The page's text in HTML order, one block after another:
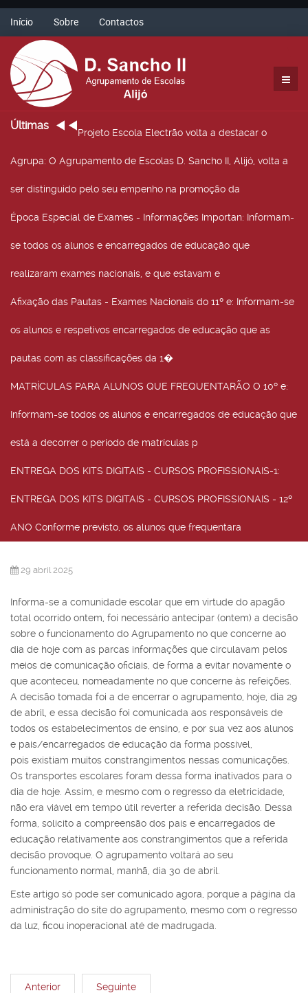
Início Sobre Contactos
Últimas
Projeto Escola Electrão volta a destacar o
Agrupa: O Agrupamento de Escolas D. Sancho II, Alijó, volta a
ser distinguido pelo seu empenho na promoção da
Época Especial de Exames - Informações Importan: Informam-
se todos os alunos e encarregados de educação que
realizaram exames nacionais, e que estavam e
Afixação das Pautas - Exames Nacionais do 11º e: Informam-se
os alunos e respetivos encarregados de educação que as
pautas com as classificações da 1�
MATRÍCULAS PARA ALUNOS QUE FREQUENTARÃO O 10º e:
Informam-se todos os alunos e encarregados de educação que
está a decorrer o período de matrículas p
ENTREGA DOS KITS DIGITAIS - CURSOS PROFISSIONAIS-1:
ENTREGA DOS KITS DIGITAIS - CURSOS PROFISSIONAIS - 12º
ANO Conforme previsto, os alunos que frequentara
29 abril 2025
Informa-se a comunidade escolar que em virtude do apagão
total ocorrido ontem, foi necessário antecipar (ontem) a decisão
sobre o funcionamento do Agrupamento no que concerne ao
dia de hoje com as parcas informações que circulavam pelos
meios de comunicação oficiais, de forma a evitar novamente o
que aconteceu, nomeadamente no que concerne às refeições.
A decisão tomada foi a de encerrar o agrupamento, hoje, dia 29
de abril, e essa decisão foi comunicada aos responsáveis de
todos os estabelecimentos de ensino, e por sua vez aos alunos
e pais/encarregados de educação da forma possível,
pois existiam muitos constrangimentos nessas comunicações.
Os transportes escolares foram dessa forma inativados para o
dia de hoje. Assim, e mesmo com o regresso da eletricidade,
não era viável em tempo útil reverter a referida decisão. Dessa
forma, solicito a compreensão dos pais e encarregados de
educação relativamente aos constrangimentos que a referida
decisão provoque. O agrupamento voltará ao seu
funcionamento normal, manhã, dia 30 de abril.
Este artigo só pode ser comunicado agora, porque a página da
administração do site do agrupamento, mesmo com o regresso
da luz, ficou inoperacional até de madrugada.
Anterior Seguinte